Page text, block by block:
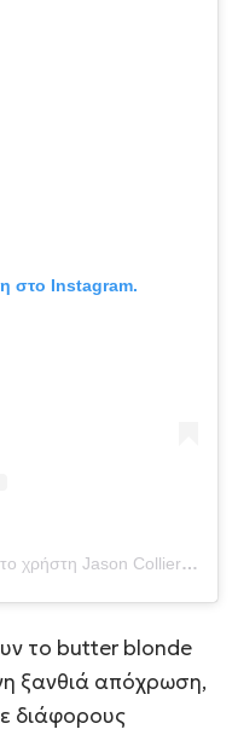
στο Instagram.
Η δημοσίευση κοινοποιήθηκε από το χρήστη Jason Collier (@hairbyjasoncollier)
το butter blonde
ξανθιά απόχρωση,
διάφορους